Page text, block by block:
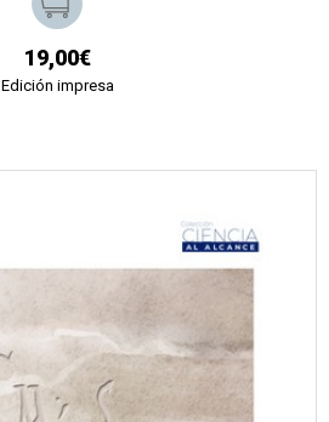
19,00€
Edición impresa